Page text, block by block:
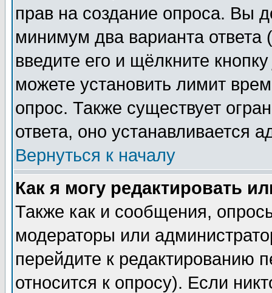
прав на создание опроса. Вы
минимум два варианта ответа
введите его и щёлкните
можете установить лимит
опрос. Также существует
ответа, оно устанавливается
Вернуться к началу
Как я могу редактировать
Также как и сообщения,
модераторы или
перейдите к редактированию
относится к опросу). Если